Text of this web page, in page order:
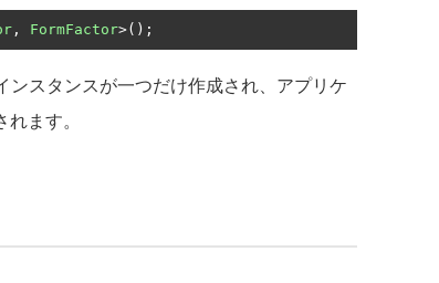
, FormFactor>();
スタンスが一つだけ作成され、アプリケ
ます。